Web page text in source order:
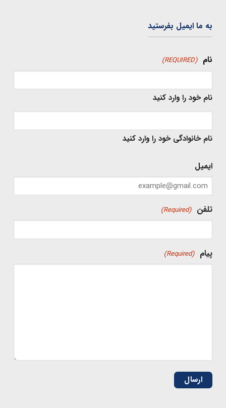
به ما ایمیل بفرستید
نام (REQUIRED)
نام خود را وارد کنید
نام خانوادگی خود را وارد کنید
ایمیل
تلفن (Required)
پیام (Required)